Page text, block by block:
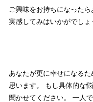
ご興味をお持ちになった
実感してみはいかがでしょ
あなたが更に幸せになる
思います。 もし具体的な
聞かせてください。 一人